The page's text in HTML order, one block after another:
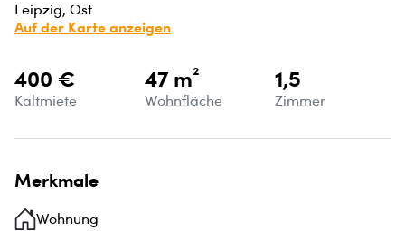
Leipzig, Ost
Auf der Karte anzeigen
400 €
Kaltmiete
47 m²
Wohnfläche
1,5
Zimmer
Merkmale
Wohnung